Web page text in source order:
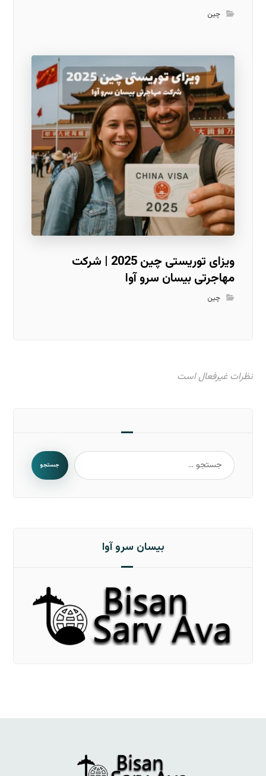
چین
ویزای توریستی چین 2025 | شرکت
مهاجرتی بیسان سرو آوا
چین
نظرات غیرفعال است
جستجو
بیسان سرو آوا